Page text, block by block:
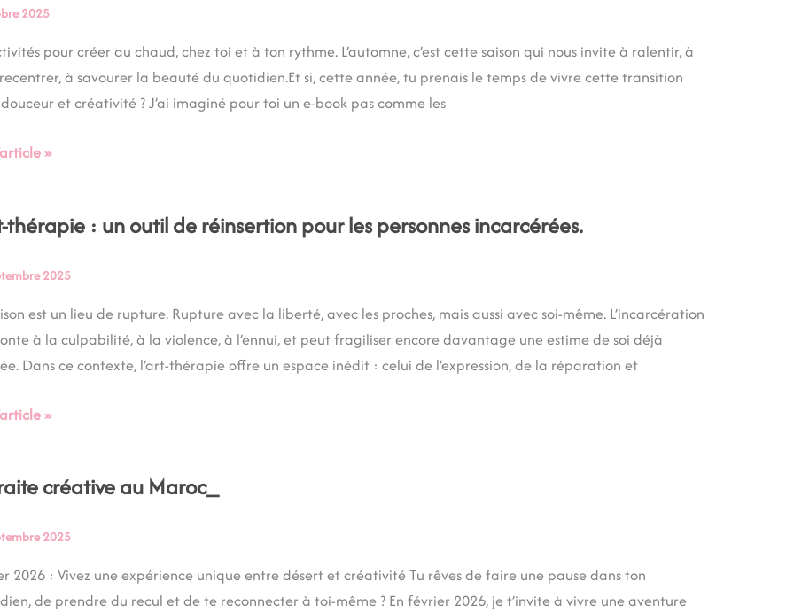
2025
pour créer au chaud, chez toi et à ton rythme. L’automne, c’est cette saison qui nous invite à ralentir, à
à savourer la beauté du quotidien.Et si, cette année, tu prenais le temps de vivre cette transition
et créativité ? J’ai imaginé pour toi un e-book pas comme les
»
thérapie : un outil de réinsertion pour les personnes incarcérées.
2025
est un lieu de rupture. Rupture avec la liberté, avec les proches, mais aussi avec soi-même. L’incarcération
à la culpabilité, à la violence, à l’ennui, et peut fragiliser encore davantage une estime de soi déjà
Dans ce contexte, l’art-thérapie offre un espace inédit : celui de l’expression, de la réparation et
»
créative au Maroc_
2025
2026 : Vivez une expérience unique entre désert et créativité Tu rêves de faire une pause dans ton
de prendre du recul et de te reconnecter à toi-même ? En février 2026, je t’invite à vivre une aventure